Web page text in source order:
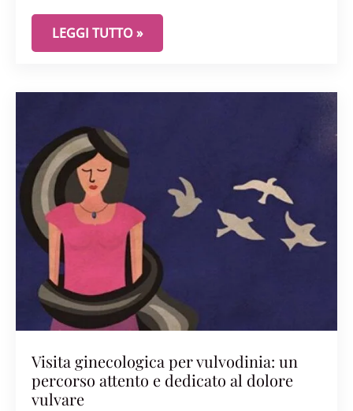
VULVODINIA E VAGINISMO: DUE CONDIZIONI
LEGGI TUTTO »
Visita ginecologica per vulvodinia: un
percorso attento e dedicato al dolore
vulvare